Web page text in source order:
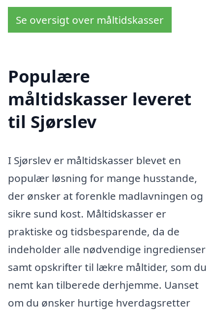
Se oversigt over måltidskasser
Populære
måltidskasser leveret
til Sjørslev
I Sjørslev er måltidskasser blevet en
populær løsning for mange husstande,
der ønsker at forenkle madlavningen og
sikre sund kost. Måltidskasser er
praktiske og tidsbesparende, da de
indeholder alle nødvendige ingredienser
samt opskrifter til lækre måltider, som du
nemt kan tilberede derhjemme. Uanset
om du ønsker hurtige hverdagsretter